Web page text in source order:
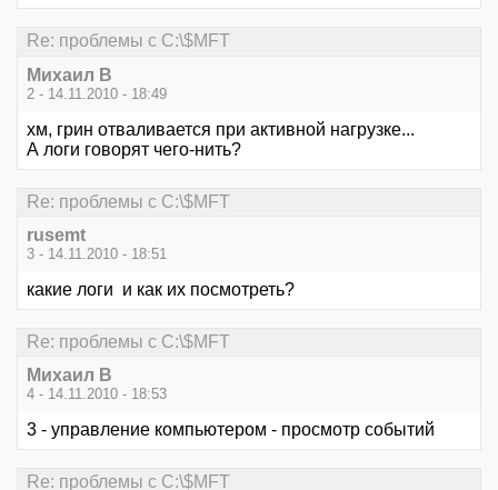
Re: проблемы с C:\$MFT
Михаил В
2 - 14.11.2010 - 18:49
хм, грин отваливается при активной нагрузке...
А логи говорят чего-нить?
Re: проблемы с C:\$MFT
rusemt
3 - 14.11.2010 - 18:51
какие логи и как их посмотреть?
Re: проблемы с C:\$MFT
Михаил В
4 - 14.11.2010 - 18:53
3 - управление компьютером - просмотр событий
Re: проблемы с C:\$MFT